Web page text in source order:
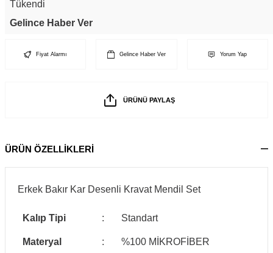
Tükendi
Gelince Haber Ver
Fiyat Alarmı Gelince Haber Ver Yorum Yap
ÜRÜNÜ PAYLAŞ
ÜRÜN ÖZELLİKLERİ
Erkek Bakır Kar Desenli Kravat Mendil Set
Kalıp Tipi : Standart
Materyal : %100 MİKROFİBER